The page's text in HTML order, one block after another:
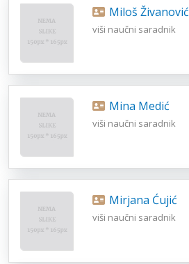
Miloš Živanović
viši naučni saradnik
Mina Medić
viši naučni saradnik
Mirjana Ćujić
viši naučni saradnik